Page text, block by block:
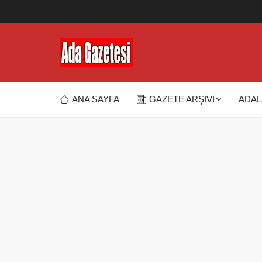
ANA SAYFA GAZETE ARŞİVİ